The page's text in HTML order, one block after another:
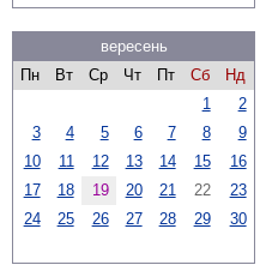
вересень
Пн
Вт Ср Чт Пт Сб
Нд
1
2
3
4 5 6 7 8
9
10
11 12 13 14 15
16
17
18 19 20 21 22
23
24
25 26 27 28 29 30